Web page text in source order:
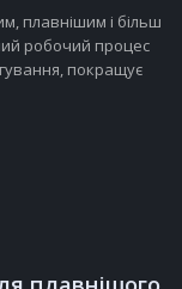
плавнішим і більш
робочий процес
покращує